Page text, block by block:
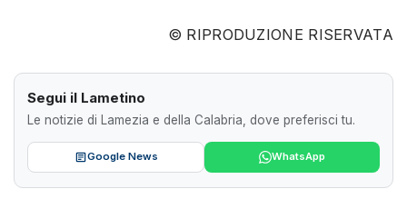
© RIPRODUZIONE RISERVATA
Segui il Lametino
Le notizie di Lamezia e della Calabria, dove preferisci tu.
Google News WhatsApp